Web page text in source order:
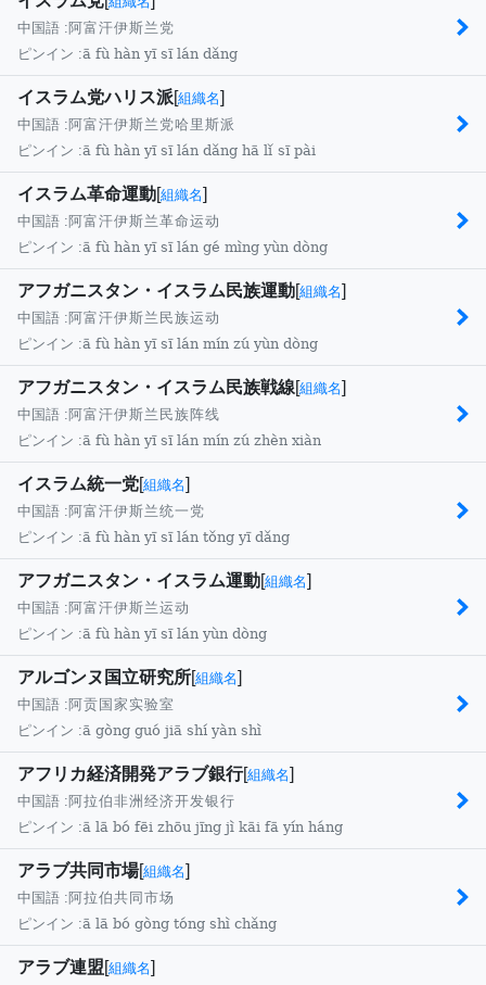
中国語 : 阿富汗伊斯兰党
ピンイン :ā fù hàn yī sī lán dǎng
イスラム党ハリス派[組織名]
中国語 : 阿富汗伊斯兰党哈里斯派
ピンイン :ā fù hàn yī sī lán dǎng hā lǐ sī pài
イスラム革命運動[組織名]
中国語 : 阿富汗伊斯兰革命运动
ピンイン :ā fù hàn yī sī lán gé mìng yùn dòng
アフガニスタン・イスラム民族運動[組織名]
中国語 : 阿富汗伊斯兰民族运动
ピンイン :ā fù hàn yī sī lán mín zú yùn dòng
アフガニスタン・イスラム民族戦線[組織名]
中国語 : 阿富汗伊斯兰民族阵线
ピンイン :ā fù hàn yī sī lán mín zú zhèn xiàn
イスラム統一党[組織名]
中国語 : 阿富汗伊斯兰统一党
ピンイン :ā fù hàn yī sī lán tǒng yī dǎng
アフガニスタン・イスラム運動[組織名]
中国語 : 阿富汗伊斯兰运动
ピンイン :ā fù hàn yī sī lán yùn dòng
アルゴンヌ国立研究所[組織名]
中国語 : 阿贡国家实验室
ピンイン :ā gòng guó jiā shí yàn shì
アフリカ経済開発アラブ銀行[組織名]
中国語 : 阿拉伯非洲经济开发银行
ピンイン :ā lā bó fēi zhōu jīng jì kāi fā yín háng
アラブ共同市場[組織名]
中国語 : 阿拉伯共同市场
ピンイン :ā lā bó gòng tóng shì chǎng
アラブ連盟[組織名]